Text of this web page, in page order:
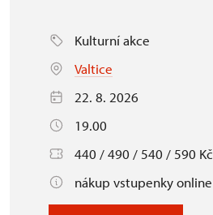
Kulturní akce
Valtice
22. 8. 2026
19.00
440 / 490 / 540 / 590 Kč
nákup vstupenky